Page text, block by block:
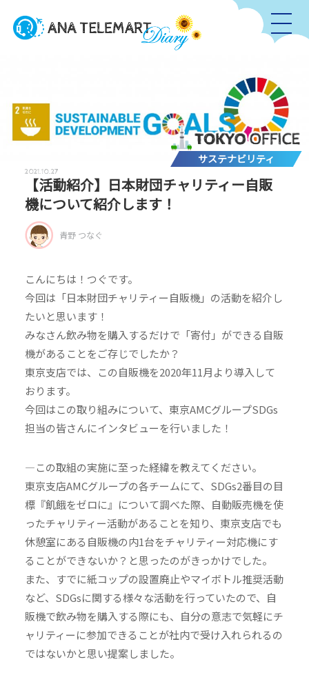
サステナビリティ
2021.10.27
【活動紹介】日本財団チャリティー自販
機について紹介します！
青野 つなぐ
こんにちは！つぐです。
今回は「日本財団チャリティー自販機」の活動を紹介し
たいと思います！
みなさん飲み物を購入するだけで「寄付」ができる自販
機があることをご存じでしたか？
東京支店では、この自販機を2020年11月より導入して
おります。
今回はこの取り組みについて、東京AMCグループSDGs
担当の皆さんにインタビューを行いました！
—この取組の実施に至った経緯を教えてください。
東京支店AMCグループの各チームにて、SDGs2番目の目
標『飢餓をゼロに』について調べた際、自動販売機を使
ったチャリティー活動があることを知り、東京支店でも
休憩室にある自販機の内1台をチャリティー対応機にす
ることができないか？と思ったのがきっかけでした。
また、すでに紙コップの設置廃止やマイボトル推奨活動
など、SDGsに関する様々な活動を行っていたので、自
販機で飲み物を購入する際にも、自分の意志で気軽にチ
ャリティーに参加できることが社内で受け入れられるの
ではないかと思い提案しました。